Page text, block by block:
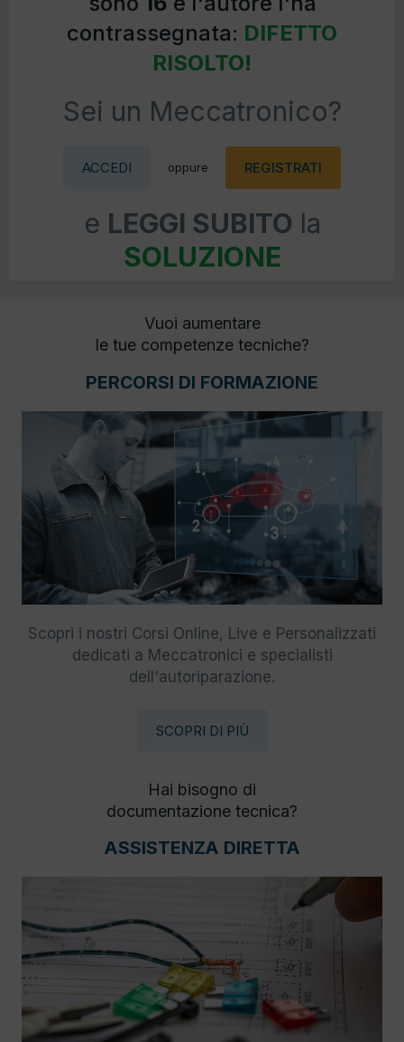
contrassegnata: DIFETTO
RISOLTO!
Sei un Meccatronico?
ACCEDI oppure REGISTRATI
e LEGGI SUBITO la
SOLUZIONE
Vuoi aumentare
le tue competenze tecniche?
PERCORSI DI FORMAZIONE
Scopri i nostri Corsi Online, Live e Personalizzati
dedicati a Meccatronici e specialisti
dell'autoriparazione.
SCOPRI DI PIÙ
Hai bisogno di
documentazione tecnica?
ASSISTENZA DIRETTA